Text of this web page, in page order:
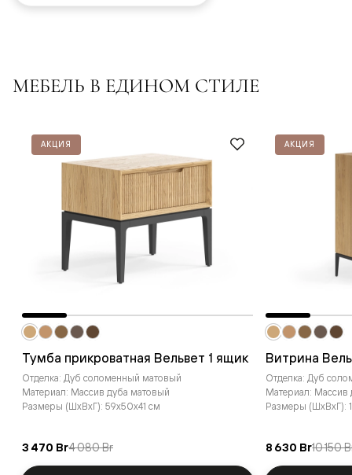
МЕБЕЛЬ В ЕДИНОМ СТИЛЕ
АКЦИЯ
Тумба прикроватная Вельвет 1 ящик
Отделка: Дуб соломенный матовый
Материал: Массив дуба матовый
Размеры (ШxВxГ): 59x50x41 см
3 470 Br4 080 Br
АКЦИЯ
Витрина
Отделка: Дуб
Материал: Массив
Размеры (ШxВxГ):
8 630 Br10 150